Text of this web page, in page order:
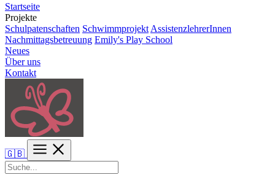
Startseite
Projekte
Schulpatenschaften Schwimmprojekt AssistenzlehrerInnen
Nachmittagsbetreuung Emily's Play School
Neues
Über uns
Kontakt
🇬🇧